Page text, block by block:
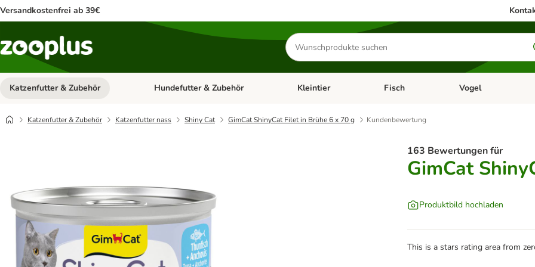
Versandkostenfrei ab 39€
Produkte
suchen
Katzenfutter & Zubehör Kategorie-Menü öffnen: Katzenfutter & Zubehör
Hundefutter & Zubehör Kategorie-Menü öffnen: Hundefutter & Zubehör
Kleintier Kategorie-Menü öffnen: Kleintier
Fisch Kategorie-Menü
Vogel
Katzenfutter & Zubehör Katzenfutter nass Shiny Cat GimCat ShinyCat Filet in Brühe 6 x 70 g Kundenbewertung
163 Bewertungen für
GimCat
Produktbild hochladen
This is a stars rating area from